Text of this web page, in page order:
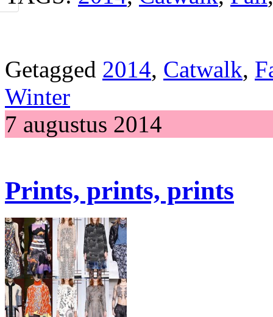
Getagged 2014, Catwalk,
Winter
7 augustus 2014
Prints, prints, prints